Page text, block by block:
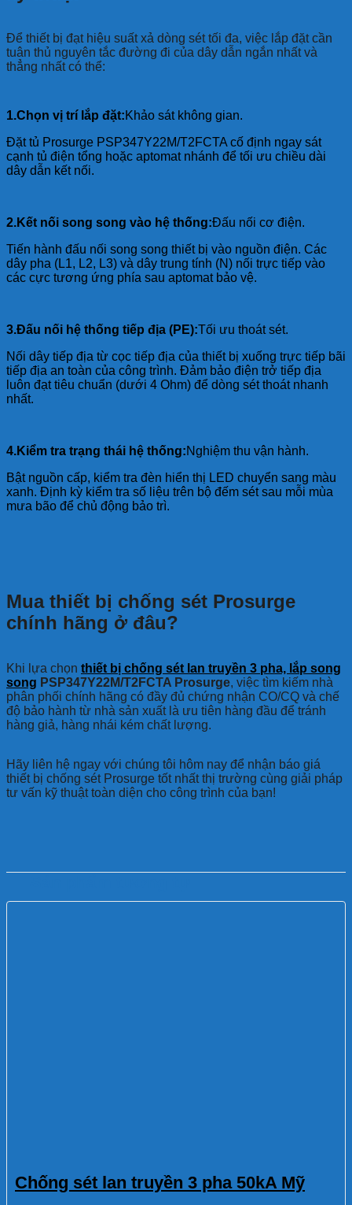
Để thiết bị đạt hiệu suất xả dòng sét tối đa, việc lắp đặt cần
tuân thủ nguyên tắc đường đi của dây dẫn ngắn nhất và
thẳng nhất có thể:
1.Chọn vị trí lắp đặt:Khảo sát không gian.
Đặt tủ Prosurge PSP347Y22M/T2FCTA cố định ngay sát
cạnh tủ điện tổng hoặc aptomat nhánh để tối ưu chiều dài
dây dẫn kết nối.
2.Kết nối song song vào hệ thống:Đấu nối cơ điện.
Tiến hành đấu nối song song thiết bị vào nguồn điện. Các
dây pha (L1, L2, L3) và dây trung tính (N) nối trực tiếp vào
các cực tương ứng phía sau aptomat bảo vệ.
3.Đấu nối hệ thống tiếp địa (PE):Tối ưu thoát sét.
Nối dây tiếp địa từ cọc tiếp địa của thiết bị xuống trực tiếp bãi
tiếp địa an toàn của công trình. Đảm bảo điện trở tiếp địa
luôn đạt tiêu chuẩn (dưới 4 Ohm) để dòng sét thoát nhanh
nhất.
4.Kiểm tra trạng thái hệ thống:Nghiệm thu vận hành.
Bật nguồn cấp, kiểm tra đèn hiển thị LED chuyển sang màu
xanh. Định kỳ kiểm tra số liệu trên bộ đếm sét sau mỗi mùa
mưa bão để chủ động bảo trì.
Mua thiết bị chống sét Prosurge
chính hãng ở đâu?
Khi lựa chọn thiết bị chống sét lan truyền 3 pha, lắp song
song PSP347Y22M/T2FCTA Prosurge, việc tìm kiếm nhà
phân phối chính hãng có đầy đủ chứng nhận CO/CQ và chế
độ bảo hành từ nhà sản xuất là ưu tiên hàng đầu để tránh
hàng giả, hàng nhái kém chất lượng.
Hãy liên hệ ngay với chúng tôi hôm nay để nhận báo giá
thiết bị chống sét Prosurge tốt nhất thị trường cùng giải pháp
tư vấn kỹ thuật toàn diện cho công trình của bạn!
Chống sét lan truyền 3 pha 50kA Mỹ